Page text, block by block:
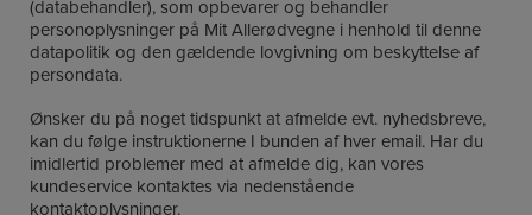
(databehandler), som opbevarer og behandler
personoplysninger på Mit Allerødvegne i henhold til denne
datapolitik og den gældende lovgivning om beskyttelse af
persondata.
Ønsker du på noget tidspunkt at afmelde evt. nyhedsbreve,
kan du følge instruktionerne I bunden af hver email. Har du
imidlertid problemer med at afmelde dig, kan vores
kundeservice kontaktes via nedenstående
kontaktoplysninger.